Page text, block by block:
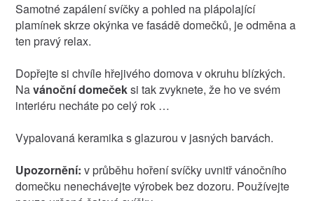
Samotné zapálení svíčky a pohled na plápolající
plamínek skrze okýnka ve fasádě domečků, je odměna a
ten pravý relax.
Dopřejte si chvíle hřejivého domova v okruhu blízkých.
Navánoční domečeksi tak zvyknete, že ho ve svém
interiéru necháte po celý rok …
Vypalovaná keramika s glazurou v jasných barvách.
Upozornění: v průběhu hoření svíčky uvnitř vánočního
domečku nenechávejte výrobek bez dozoru. Používejte